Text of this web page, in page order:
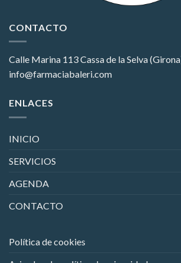
CONTACTO
Calle Marina 113Cassa de la Selva
info@farmaciabaleri.com
ENLACES
INICIO
SERVICIOS
AGENDA
CONTACTO
Política de cookies